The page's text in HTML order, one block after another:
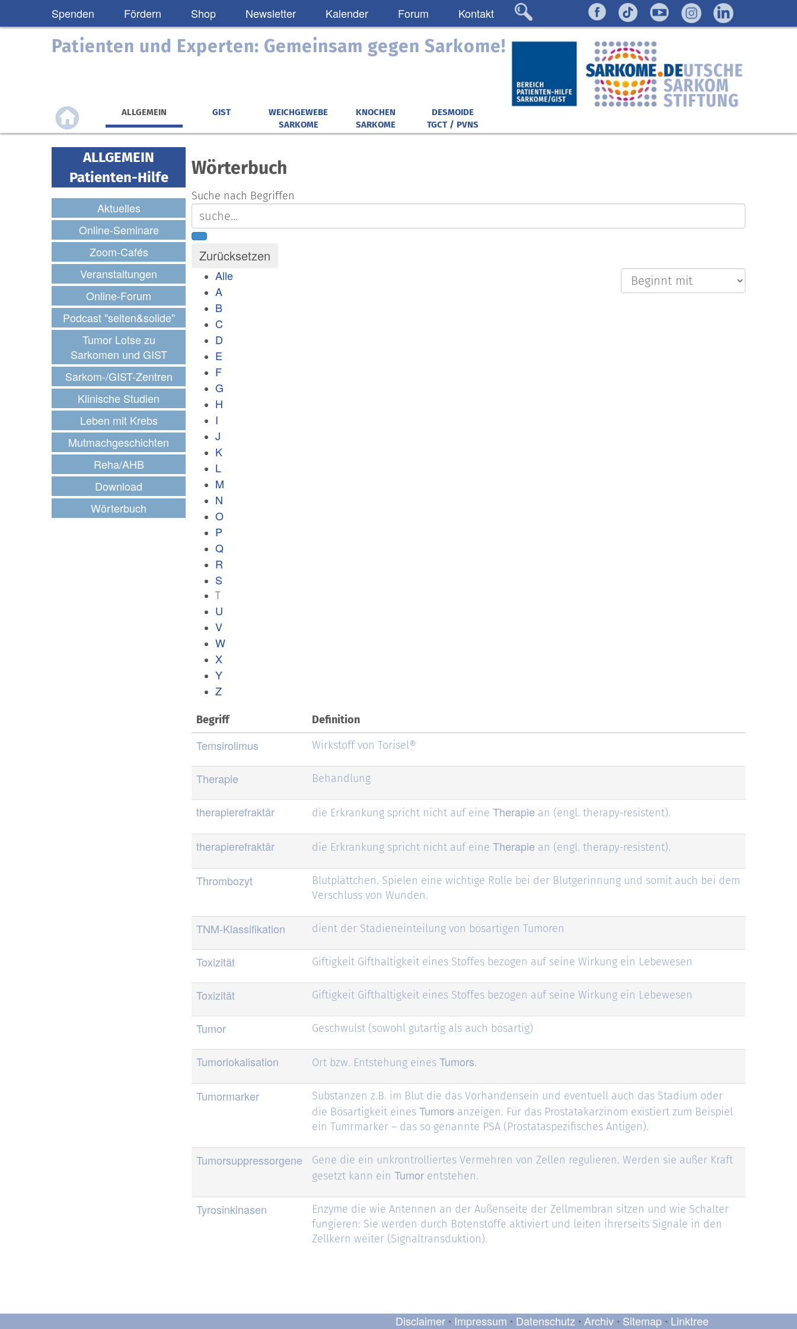
Spenden Fördern Shop Newsletter Kalender Forum Kontakt
Patienten und Experten: Gemeinsam gegen Sarkome!
ALLGEMEIN GIST
WEICHGEWEBE
SARKOME
KNOCHEN
SARKOME
DESMOIDE
TGCT / PVNS
ALLGEMEIN
Patienten-Hilfe
Aktuelles
Online-Seminare
Zoom-Cafés
Veranstaltungen
Online-Forum
Podcast "selten&solide"
Tumor Lotse zu
Sarkomen und GIST
Sarkom-/GIST-Zentren
Klinische Studien
Leben mit Krebs
Mutmachgeschichten
Reha/AHB
Download
Wörterbuch
Wörterbuch
Suche nach Begriffen
Alle
A
B
C
D
E
F
G
H
I
J
K
L
M
N
O
P
Q
R
S
T
U
V
W
X
Y
Z
Begriff Definition
Temsirolimus Wirkstoff von Torisel®
Therapie Behandlung
therapierefraktär die Erkrankung spricht nicht auf eine Therapie an (engl. therapy-resistent).
therapierefraktär die Erkrankung spricht nicht auf eine Therapie an (engl. therapy-resistent).
Thrombozyt
Blutplättchen. Spielen eine wichtige Rolle bei der Blutgerinnung und somit auch bei dem
Verschluss von Wunden.
TNM-Klassifikation dient der Stadieneinteilung von bösartigen Tumoren
Toxizität Giftigkeit Gifthaltigkeit eines Stoffes bezogen auf seine Wirkung ein Lebewesen
Toxizität Giftigkeit Gifthaltigkeit eines Stoffes bezogen auf seine Wirkung ein Lebewesen
Tumor Geschwulst (sowohl gutartig als auch bösartig)
Tumorlokalisation Ort bzw. Entstehung eines Tumors.
Tumormarker
Substanzen z.B. im Blut die das Vorhandensein und eventuell auch das Stadium oder
die Bösartigkeit eines Tumors anzeigen. Für das Prostatakarzinom existiert zum Beispiel
ein Tumrmarker – das so genannte PSA (Prostataspezifisches Antigen).
Tumorsuppressorgene
Gene die ein unkrontrolliertes Vermehren von Zellen regulieren. Werden sie außer Kraft
gesetzt kann ein Tumor entstehen.
Tyrosinkinasen
Enzyme die wie Antennen an der Außenseite der Zellmembran sitzen und wie Schalter
fungieren: Sie werden durch Botenstoffe aktiviert und leiten ihrerseits Signale in den
Zellkern weiter (Signaltransduktion).
Disclaimer • Impressum • Datenschutz • Archiv • Sitemap • Linktree